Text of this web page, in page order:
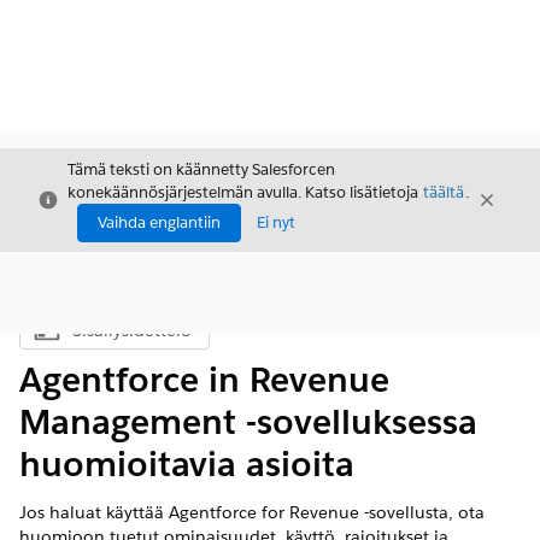
Sulje
Tämä teksti on käännetty Salesforcen
konekäännösjärjestelmän avulla. Katso lisätietoja täältä.
Vaihda englantiin
Ei nyt
Sulje
Näytä sisällysluettelo
Sisällysluettelo
Agentforce in Revenue
Management -sovelluksessa
huomioitavia asioita
Jos haluat käyttää Agentforce for Revenue -sovellusta, ota